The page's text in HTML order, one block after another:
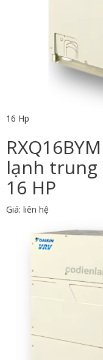
16 Hp
lạnh trung
16 HP
Giá: liên hệ